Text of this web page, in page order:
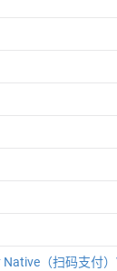
（扫码支付）